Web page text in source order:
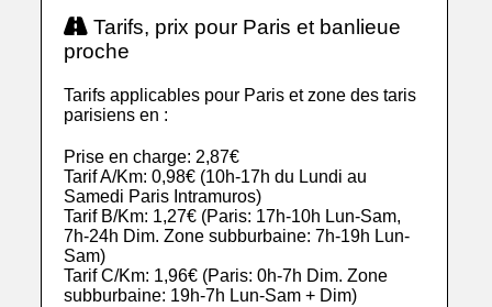
Tarifs, prix pour Paris et banlieue
proche
Tarifs applicables pour Paris et zone des taris
parisiens en :
Prise en charge: 2,87€
Tarif A/Km: 0,98€ (10h-17h du Lundi au
Samedi Paris Intramuros)
Tarif B/Km: 1,27€ (Paris: 17h-10h Lun-Sam,
7h-24h Dim. Zone subburbaine: 7h-19h Lun-
Sam)
Tarif C/Km: 1,96€ (Paris: 0h-7h Dim. Zone
subburbaine: 19h-7h Lun-Sam + Dim)